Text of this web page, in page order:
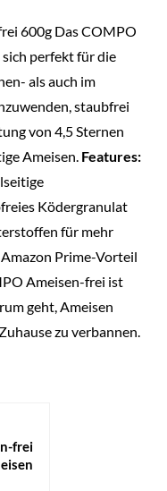
600g Das COMPO
perfekt für die
als auch im
staubfrei
von 4,5 Sternen
Ameisen. Features:
Ködergranulat
für mehr
Prime-Vorteil
Ameisen-frei ist
geht, Ameisen
zu verbannen.
frei
-